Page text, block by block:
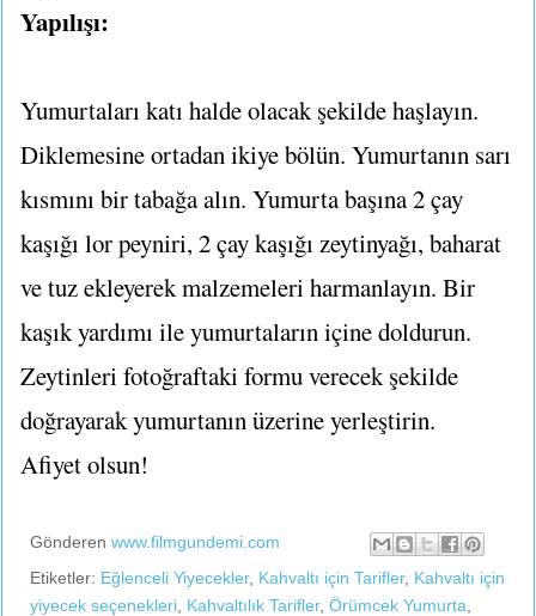
Yapılışı:
Yumurtaları katı halde olacak şekilde haşlayın.
Diklemesine ortadan ikiye bölün. Yumurtanın sarı
kısmını bir tabağa alın. Yumurta başına 2 çay
kaşığı lor peyniri, 2 çay kaşığı zeytinyağı, baharat
ve tuz ekleyerek malzemeleri harmanlayın. Bir
kaşık yardımı ile yumurtaların içine doldurun.
Zeytinleri fotoğraftaki formu verecek şekilde
doğrayarak yumurtanın üzerine yerleştirin.
Afiyet olsun!
Gönderen www.filmgundemi.com
Etiketler: Eğlenceli Yiyecekler, Kahvaltı için Tarifler, Kahvaltı için
yiyecek seçenekleri Kahvaltılık Tarifler, Örümcek Yumurta